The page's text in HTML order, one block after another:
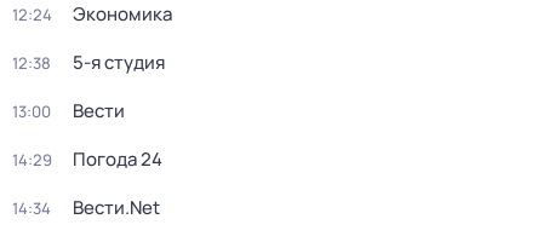
12:24 Экономика
12:38 5-я студия
13:00 Вести
14:29 Погода 24
14:34 Вести.Net